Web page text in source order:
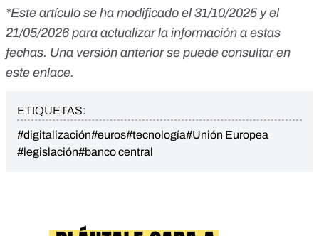
*Este artículo se ha modificado el 31/10/2025 y el
21/05/2026 para actualizar la información a estas
fechas. Una versión anterior se puede consultar en
este enlace.
ETIQUETAS:
#digitalización#euros#tecnología#Unión Europea
#legislación#banco central